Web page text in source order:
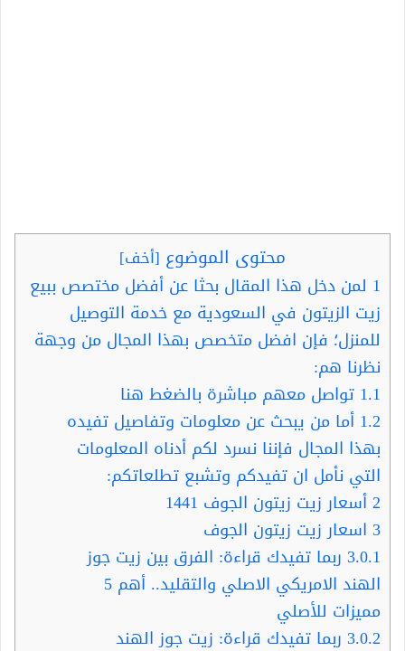
محتوى الموضوع [أخف]
1 لمن دخل هذا المقال بحثا عن أفضل مختصص ببيع
زيت الزيتون في السعودية مع خدمة التوصيل
للمنزل؛ فإن افضل متخصص بهذا المجال من وجهة
نظرنا هم:
1.1 تواصل معهم مباشرة بالضغط هنا
1.2 أما من يبحث عن معلومات وتفاصيل تفيده
بهذا المجال فإننا نسرد لكم أدناه المعلومات
التي نأمل ان تفيدكم وتشبع تطلعاتكم:
2أسعار زيت زيتون الجوف 1441
3 اسعار زيت زيتون الجوف
3.0.1 ربما تفيدك قراءة: الفرق بين زيت جوز
الهند الامريكي الاصلي والتقليد.. أهم 5
مميزات للأصلي
3.0.2 ربما تفيدك قراءة: زيت جوز الهند